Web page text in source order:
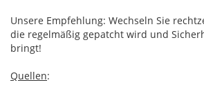
Unsere Empfehlung: Wechseln Sie
die regelmäßig gepatcht wird und
bringt!
Quellen: